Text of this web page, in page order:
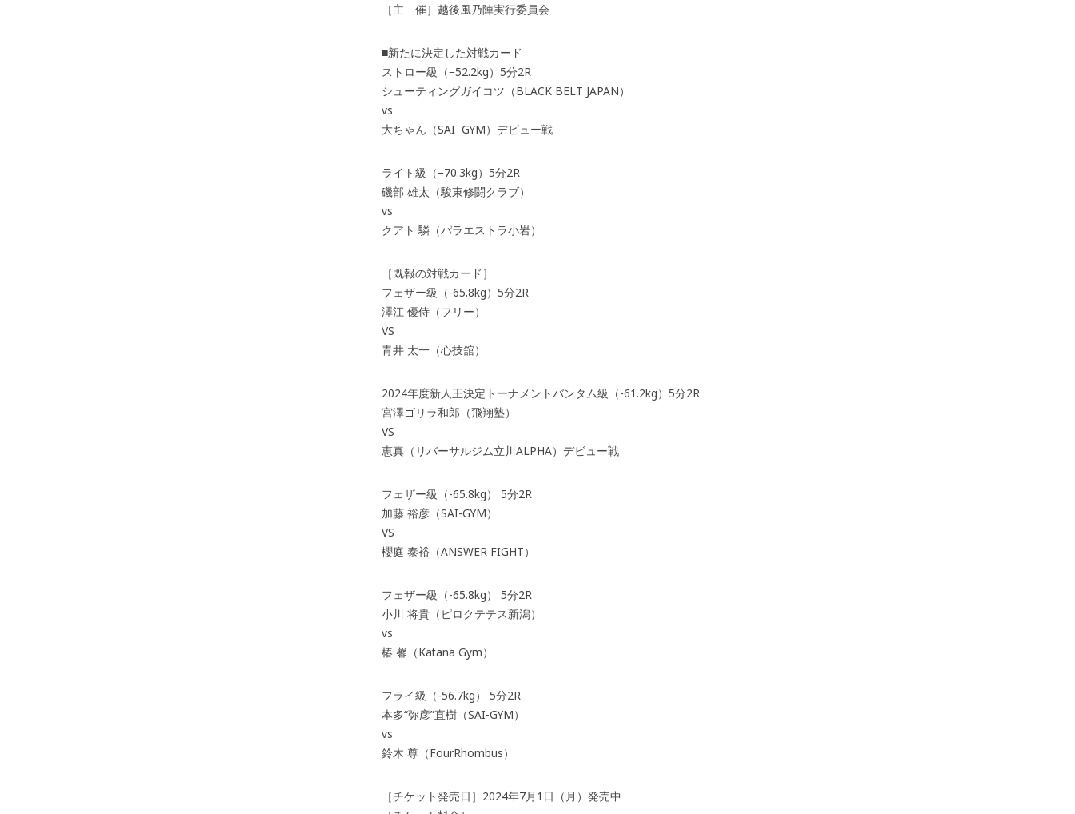
［主 催］越後風乃陣実行委員会
■新たに決定した対戦カード
ストロー級（−52.2kg）5分2R
シューティングガイコツ（BLACK BELT JAPAN）
vs
大ちゃん（SAI−GYM）デビュー戦
ライト級（−70.3kg）5分2R
磯部 雄太（駿東修闘クラブ）
vs
クアト 驎（パラエストラ小岩）
［既報の対戦カード］
フェザー級（-65.8kg）5分2R
澤江 優侍（フリー）
VS
青井 太一（心技舘）
2024年度新人王決定トーナメントバンタム級（-61.2kg）5分2R
宮澤ゴリラ和郎（飛翔塾）
VS
恵真（リバーサルジム立川ALPHA）デビュー戦
フェザー級（-65.8kg） 5分2R
加藤 裕彦（SAI-GYM）
VS
櫻庭 泰裕（ANSWER FIGHT）
フェザー級（-65.8kg） 5分2R
小川 将貴（ピロクテテス新潟）
vs
椿 馨（Katana Gym）
フライ級（-56.7kg） 5分2R
本多“弥彦”直樹（SAI-GYM）
vs
鈴木 尊（FourRhombus）
［チケット発売日］2024年7月1日（月）発売中